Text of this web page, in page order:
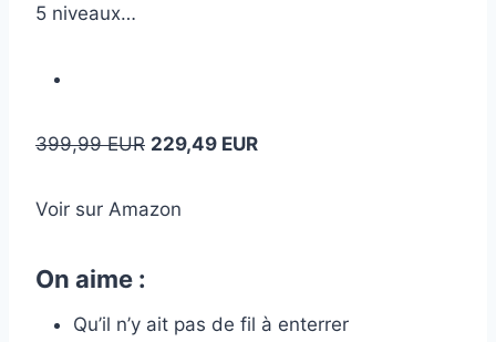
5 niveaux…
399,99 EUR 229,49 EUR
Voir sur Amazon
On aime :
Qu’il n’y ait pas de fil à enterrer